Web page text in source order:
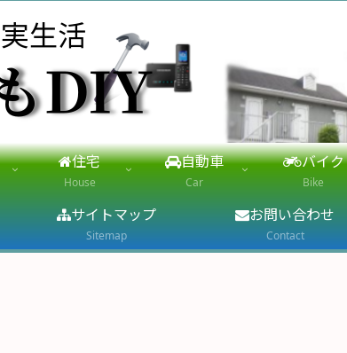
住宅
House
自動車
Car
バイク
Bike
サイトマップ
Sitemap
お問い合わせ
Contact